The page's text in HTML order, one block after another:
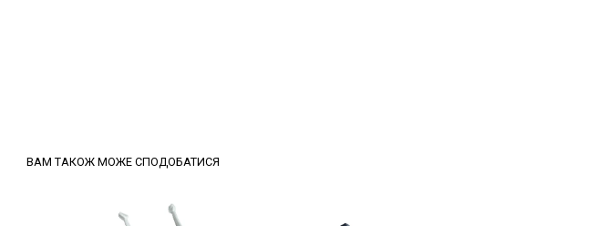
ВАМ ТАКОЖ МОЖЕ СПОДОБАТИСЯ